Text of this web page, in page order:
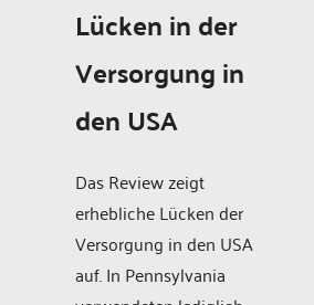
Lücken in der
Versorgung in
den USA
Das Review zeigt
erhebliche Lücken der
Versorgung in den USA
auf. In Pennsylvania